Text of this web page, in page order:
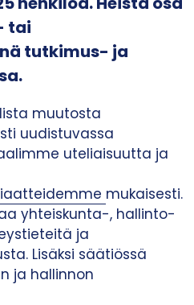
tai
tutkimus- ja
muutosta
uudistuvassa
uteliaisuutta ja
mukaisesti.
yhteiskunta-, hallinto-
ja
Lisäksi säätiössä
ja hallinnon